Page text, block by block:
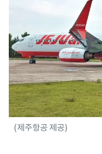
(제주항공 제공)